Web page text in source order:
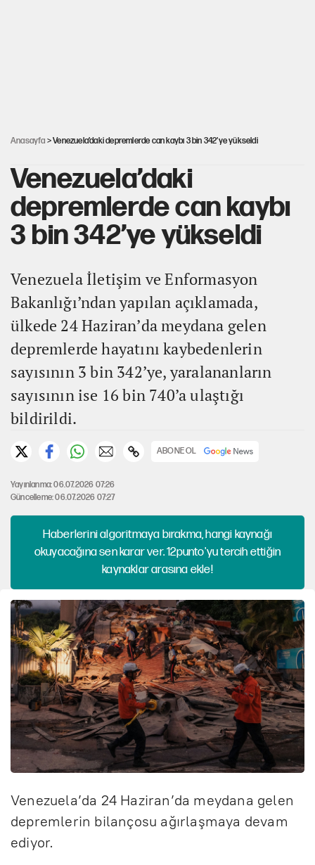
Anasayfa > Venezuela’daki depremlerde can kaybı 3 bin 342’ye yükseldi
Venezuela’daki
depremlerde can kaybı
3 bin 342’ye yükseldi
Venezuela İletişim ve Enformasyon
Bakanlığı’ndan yapılan açıklamada,
ülkede 24 Haziran’da meydana gelen
depremlerde hayatını kaybedenlerin
sayısının 3 bin 342’ye, yaralananların
sayısının ise 16 bin 740’a ulaştığı
bildirildi.
ABONE OL
Yayınlanma: 06.07.2026 07:26
Güncelleme: 06.07.2026 07:27
Haberlerini algoritmaya bırakma, hangi kaynağı
okuyacağına sen karar ver. 12punto'yu tercih ettiğin
kaynaklar arasına ekle!
Venezuela’da 24 Haziran’da meydana gelen
depremlerin bilançosu ağırlaşmaya devam
ediyor.